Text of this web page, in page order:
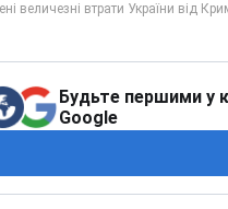
Будьте першими у
Google